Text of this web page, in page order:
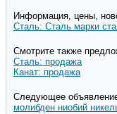
Информация, цены,
Сталь: Сталь марки
Смотрите также
Сталь: продажа
Канат: продажа
Следующее
молибден ниобий